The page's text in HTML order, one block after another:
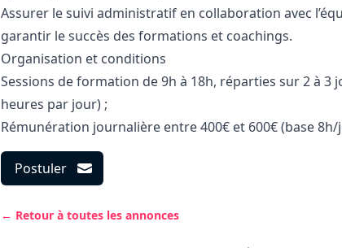
Assurer le suivi administratif en collaboration avec
garantir le succès des formations et coachings.
Organisation et conditions
Sessions de formation de 9h à 18h, réparties sur 2 à 3
heures par jour) ;
Rémunération journalière entre 400€ et 600€ (base 8h/
Postuler
← Retour à toutes les annonces